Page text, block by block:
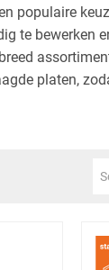
populaire
te bewerken
platen,